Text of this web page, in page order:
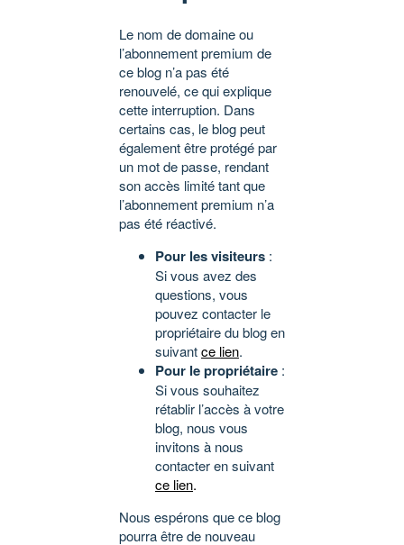
Le nom de domaine ou
l’abonnement premium de
ce blog n’a pas été
renouvelé, ce qui explique
cette interruption. Dans
certains cas, le blog peut
également être protégé par
un mot de passe, rendant
son accès limité tant que
l’abonnement premium n’a
pas été réactivé.
Pour les visiteurs :
Si vous avez des
questions, vous
pouvez contacter le
propriétaire du blog en
suivantce lien.
Pour le propriétaire :
Si vous souhaitez
rétablir l’accès à votre
blog, nous vous
invitons à nous
contacter en suivant
ce lien.
Nous espérons que ce blog
pourra être de nouveau